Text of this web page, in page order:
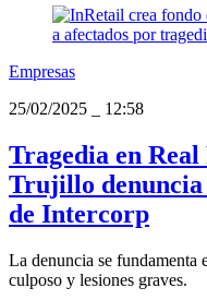
Empresas
25/02/2025
12:58
Tragedia en
Trujillo denuncia
de Intercorp
La denuncia se fundamenta
culposo y lesiones graves.